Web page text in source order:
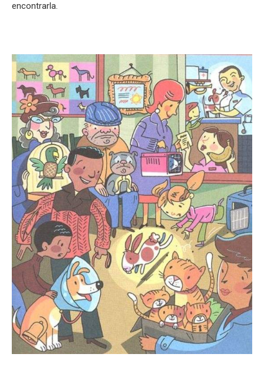
encontrarla.